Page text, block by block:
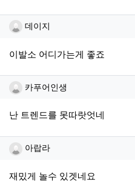
데이지님의 댓글
데이지
이발소 어디가는게 좋죠
카푸어인생님의
카푸어인생
난 트렌드를 못따랏엇네
아랍라님의 댓글
아랍라
재밌게 놀수 있겟네요